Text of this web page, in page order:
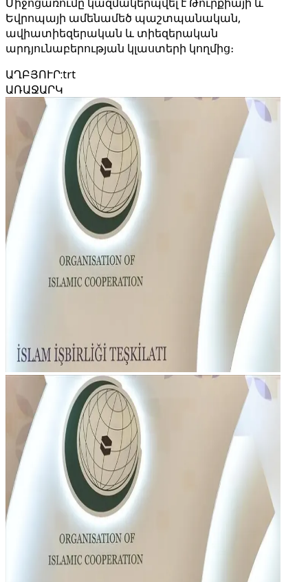
Եվրոպայի ամենամեծ պաշտպանական,
ավիատիեզերական և տիեզերական
արդյունաբերության կլաստերի կողմից։
ԱՂԲՅՈՒՐ:trt
ԱՌԱՋԱՐԿ